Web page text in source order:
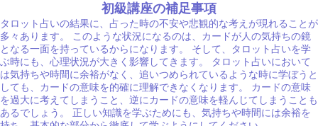
初級講座の補足事項
タロット占いの結果に、占った時の不安や悲観的な考えが現れることが
多々あります。 このような状況になるのは、カードが人の気持ちの鏡
となる一面を持っているからになります。 そして、タロット占いを学
ぶ時にも、心理状況が大きく影響してきます。 タロット占いにおいて
は気持ちや時間に余裕がなく、追いつめられているような時に学ぼうと
しても、カードの意味を的確に理解できなくなります。 カードの意味
を過大に考えてしまうこと、逆にカードの意味を軽んじてしまうことも
あるでしょう。 正しい知識を学ぶためにも、気持ちや時間には余裕を